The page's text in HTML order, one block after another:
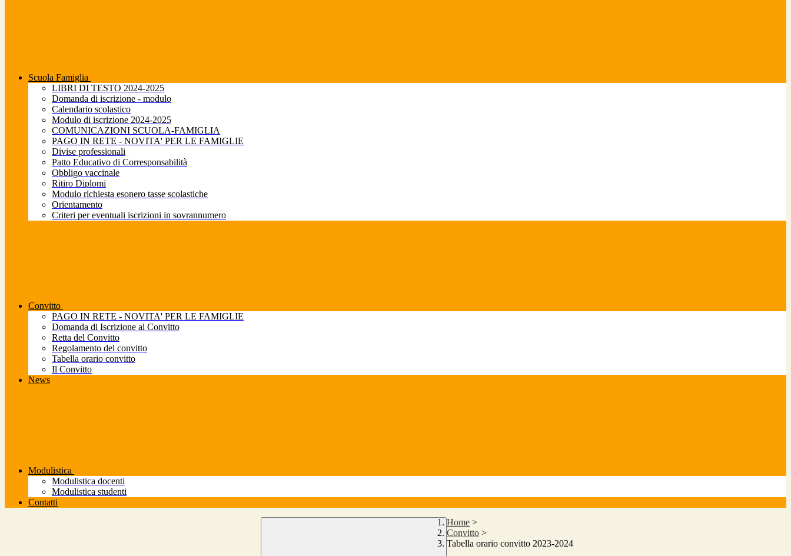
Scuola Famiglia
LIBRI DI TESTO 2024-2025
Domanda di iscrizione - modulo
Calendario scolastico
Modulo di iscrizione 2024-2025
COMUNICAZIONI SCUOLA-FAMIGLIA
PAGO IN RETE - NOVITA' PER LE FAMIGLIE
Divise professionali
Patto Educativo di Corresponsabilità
Obbligo vaccinale
Ritiro Diplomi
Modulo richiesta esonero tasse scolastiche
Orientamento
Criteri per eventuali iscrizioni in sovrannumero
Convitto
PAGO IN RETE - NOVITA' PER LE FAMIGLIE
Domanda di Iscrizione al Convitto
Retta del Convitto
Regolamento del convitto
Tabella orario convitto
Il Convitto
News
Modulistica
Modulistica docenti
Modulistica studenti
Contatti
Home >
Convitto >
Tabella orario convitto 2023-2024